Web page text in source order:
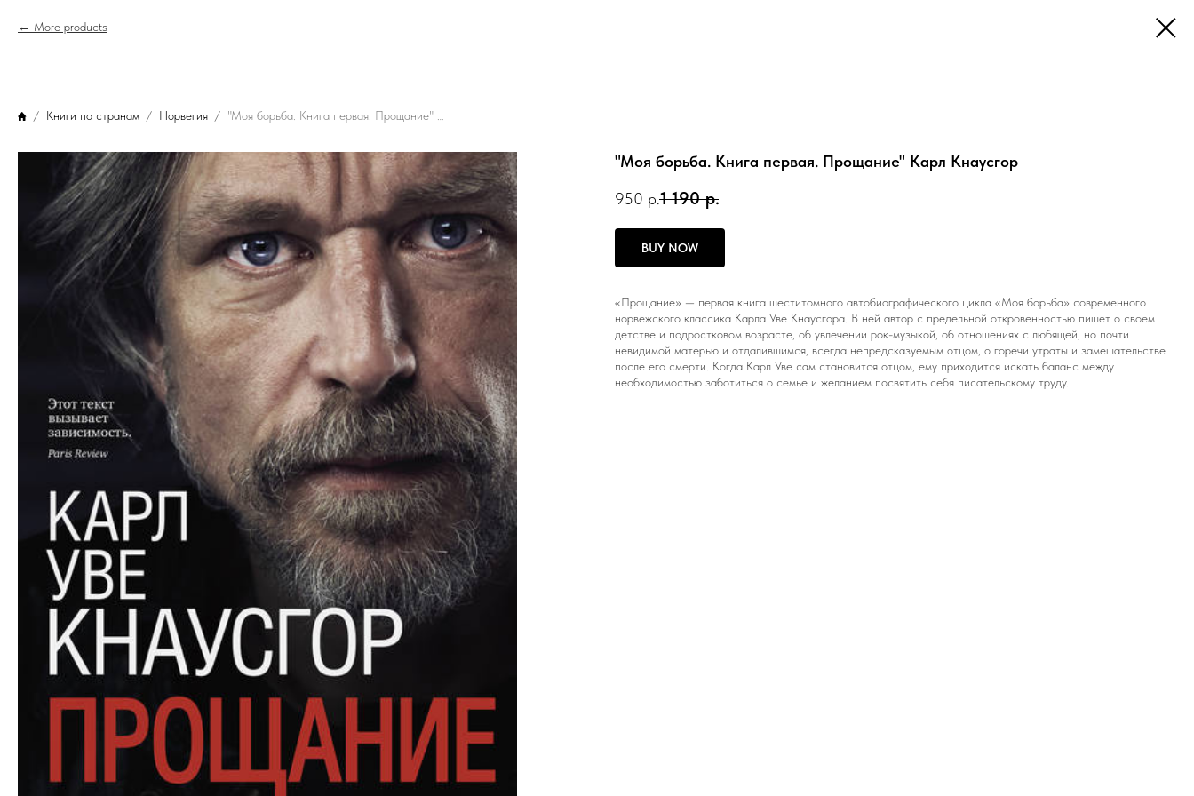
More products
Книги по странам Норвегия
"Моя борьба. Книга первая. Прощание" Карл Кнаусгор
950 р.1 190 р.
BUY NOW
«Прощание» — первая книга шеститомного автобиографического цикла «Моя борьба» современного
норвежского классика Карла Уве Кнаусгора. В ней автор с предельной откровенностью пишет о своем
детстве и подростковом возрасте, об увлечении рок-музыкой, об отношениях с любящей, но почти
невидимой матерью и отдалившимся, всегда непредсказуемым отцом, о горечи утраты и замешательстве
после его смерти. Когда Карл Уве сам становится отцом, ему приходится искать баланс между
необходимостью заботиться о семье и желанием посвятить себя писательскому труду.